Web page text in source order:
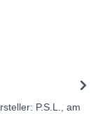
P.S.L., am